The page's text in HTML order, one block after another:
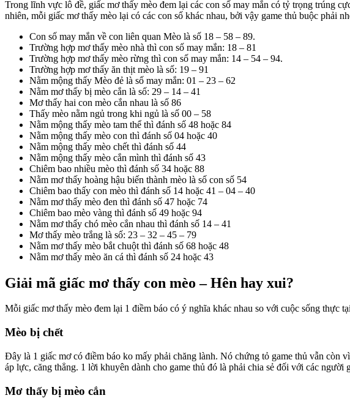
Trong lĩnh vực lô đề, giấc mơ thấy mèo đem lại các con số may mắn có tỷ trọng trúng
nhiên, mỗi giấc mơ thấy mèo lại có các con số khác nhau, bởi vậy game thủ buộc phải
Con số may mắn về con liên quan Mèo là số 18 – 58 – 89.
Trường hợp mơ thấy mèo nhà thì con số may mắn: 18 – 81
Trường hợp mơ thấy mèo rừng thì con số may mắn: 14 – 54 – 94.
Trường hợp mơ thấy ăn thịt mèo là số: 19 – 91
Nằm mộng thấy Mèo đẻ là số may mắn: 01 – 23 – 62
Nằm mơ thấy bị mèo cắn là số: 29 – 14 – 41
Mơ thấy hai con mèo cắn nhau là số 86
Thấy mèo nằm ngủ trong khi ngủ là số 00 – 58
Nằm mộng thấy mèo tam thể thì đánh số 48 hoặc 84
Nằm mộng thấy mèo con thì đánh số 04 hoặc 40
Nằm mộng thấy mèo chết thì đánh số 44
Nằm mộng thấy mèo cắn mình thì đánh số 43
Chiêm bao nhiều mèo thì đánh số 34 hoặc 88
Nằm mơ thấy hoàng hậu biến thành mèo là số con số 54
Chiêm bao thấy con mèo thì đánh số 14 hoặc 41 – 04 – 40
Nằm mơ thấy mèo đen thì đánh số 47 hoặc 74
Chiêm bao mèo vàng thì đánh số 49 hoặc 94
Nằm mơ thấy chó mèo cắn nhau thì đánh số 14 – 41
Mơ thấy mèo trắng là số: 23 – 32 – 45 – 79
Nằm mơ thấy mèo bắt chuột thì đánh số 68 hoặc 48
Nằm mơ thấy mèo ăn cá thì đánh số 24 hoặc 43
Giải mã giấc mơ thấy con mèo – Hên hay xui?
Mỗi giấc mơ thấy mèo đem lại 1 điềm báo có ý nghĩa khác nhau so với cuộc sống thực
Mèo bị chết
Đây là 1 giấc mơ có điềm báo ko mấy phải chăng lành. Nó chứng tỏ game thủ vẫn còn
áp lực, căng thẳng. 1 lời khuyên dành cho game thủ đó là phải chia sẻ đối với các
Mơ thấy bị mèo cắn